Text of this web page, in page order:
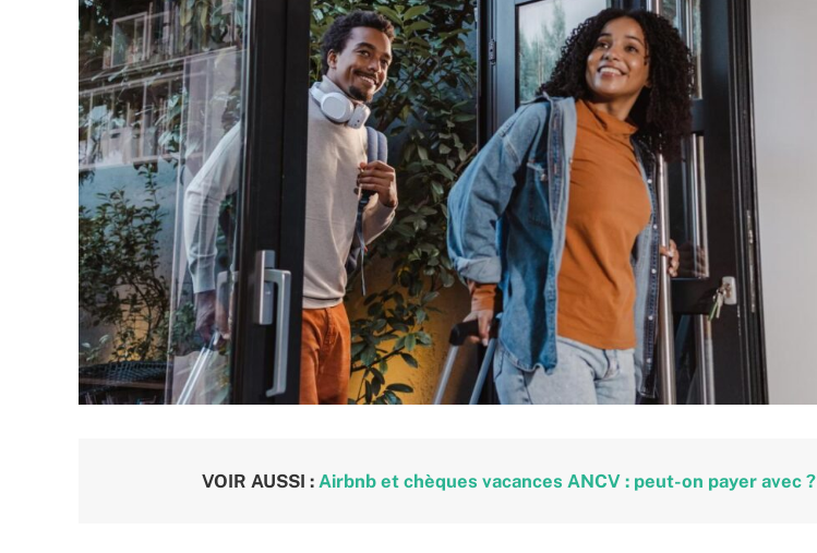
VOIR AUSSI : Airbnb et chèques vacances ANCV : peut-on payer avec ?